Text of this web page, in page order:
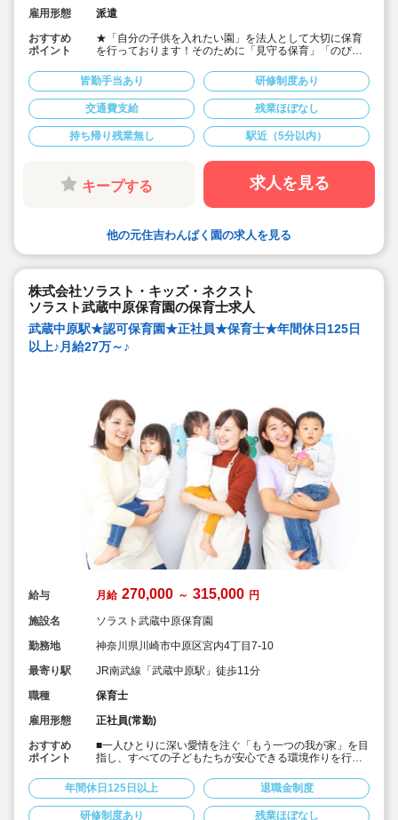
雇用形態
派遣
おすすめ
ポイント
★「自分の子供を入れたい園」を法人として大切に保育
を行っております！そのために「見守る保育」「のびの
す♪
★保育士専任のコンサルタントがあなたの派遣就業を安
心サポートいたします
★元住吉駅より徒歩2分・定員60名の認可保育園！
★時給1,600円の求人です！
★勤務条件等相談可能です！
キララサポートで派遣就業する3つのメリット
・求人提案から就業後のサポートまで専任コンサルタン
トが細やかに対応します
・手当や福利厚生については当社独自のサービスもご用
ったサポートに定評があります
皆勤手当あり 研修制度あり
交通費支給 残業ほぼなし
持ち帰り残業無し 駅近（5分以内）
キープする 求人を見る
他の元住吉わんぱく園の求人を見る
株式会社ソラスト・キッズ・ネクスト
ソラスト武蔵中原保育園の保育士求人
武蔵中原駅★認可保育園★正社員★保育士★年間休日125日
以上♪月給27万～♪
給与 月給 270,000 ～ 315,000 円
施設名
ソラスト武蔵中原保育園
勤務地
神奈川県川崎市中原区宮内4丁目7-10
最寄り駅
JR南武線「武蔵中原駅」徒歩11分
職種
保育士
雇用形態
正社員(常勤)
おすすめ
ポイント
■一人ひとりに深い愛情を注ぐ「もう一つの我が家」を目
指し、すべての子どもたちが安心できる環境作りを行っ
■月給27万以上の好待遇♪
■入社月より初年度分の有給休暇10日を付与します！
■年間休日125日以上でプライベート充実！
年間休日125日以上 退職金制度
研修制度あり 残業ほぼなし